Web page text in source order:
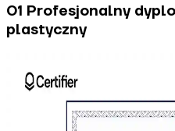
01 Profesjonalny
plastyczny